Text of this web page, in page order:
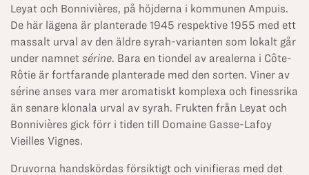
Leyat och Bonnivières, på höjderna i kommunen Ampuis.
De här lägena är planterade 1945 respektive 1955 med ett
massalt urval av den äldre syrah-varianten som lokalt går
under namnet sérine. Bara en tiondel av arealerna i Côte-
Rôtie är fortfarande planterade med den sorten. Viner av
sérine anses vara mer aromatiskt komplexa och finessrika
än senare klonala urval av syrah. Frukten från Leyat och
Bonnivières gick förr i tiden till Domaine Gasse-Lafoy
Vieilles Vignes.
Druvorna handskördas försiktigt och vinifieras med det